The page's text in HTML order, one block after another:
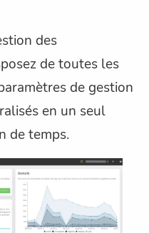
des
de toutes les
de gestion
en un seul
de temps.